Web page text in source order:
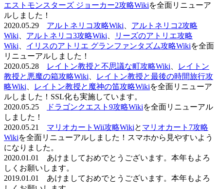
エストモンスターズ ジョーカー2攻略Wikiを全面リニューア
ルしました！
2020.05.29 アルトネリコ攻略Wiki
アルトネリコ2攻略
Wiki
アルトネリコ3攻略Wiki
リーズのアトリエ攻略
Wiki
イリスのアトリエ グランファンタズム攻略Wikiを全面
リニューアルしました！
2020.05.28
レイトン教授と不思議な町攻略Wiki
レイトン
教授と悪魔の箱攻略Wiki
レイトン教授と最後の時間旅行攻
略Wiki
レイトン教授と魔神の笛攻略Wikiを全面リニューア
ルしました！SSL化も実施しています。
2020.05.25
ドラゴンクエスト9攻略Wikiを全面リニューアル
しました！
2020.05.21 マリオカートWii攻略Wikiと マリオカート7攻略
Wikiを全面リニューアルしました！スマホから見やすいよう
になりました。
2020.01.01 あけましておめでとうございます。本年もよろ
しくお願いします。
2019.01.01 あけましておめでとうございます。本年もよろ